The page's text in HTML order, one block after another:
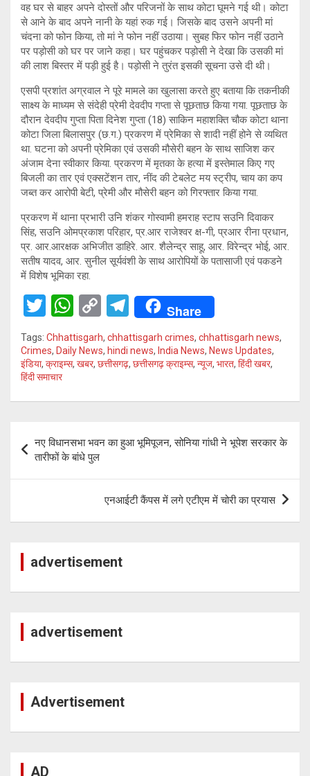
वह घर से बाहर अपने दोस्तों और परिजनों के साथ कोटा घूमने गई थी। कोटा
से आने के बाद अपने नानी के यहां रुक गई। जिसके बाद उसने अपनी मां
चंदना को फोन किया, तो मां ने फोन नहीं उठाया। सुबह फिर फोन नहीं उठाने
पर पड़ोसी को घर पर जाने कहा। घर पहुंचकर पड़ोसी ने देखा कि उसकी मां
की लाश बिस्तर में पड़ी हुई है। पड़ोसी ने तुरंत इसकी सूचना उसे दी थी।
एसपी प्रशांत अग्रवाल ने पूरे मामले का खुलासा करते हुए बताया कि तकनीकी
साक्ष्य के माध्यम से संदेही प्रेमी देवदीप गप्ता से पूछताछ किया गया. पूछताछ के
दौरान देवदीप गुप्ता पिता दिनेश गुप्ता (18) साकिन महाशक्ति चौक कोटा थाना
कोटा जिला बिलासपुर (छ.ग.) प्रकरण में प्रेमिका से शादी नहीं होने से व्यथित
था. घटना को अपनी प्रेमिका एवं उसकी मौसेरी बहन के साथ साजिश कर
अंजाम देना स्वीकार किया. प्रकरण में मृतका के हत्या में इस्तेमाल किए गए
बिजली का तार एवं एक्सटेंशन तार, नींद की टेबलेट मय स्ट्रीप, चाय का कप
जब्त कर आरोपी बेटी, प्रेमी और मौसेरी बहन को गिरफ्तार किया गया.
प्रकरण में थाना प्रभारी उनि शंकर गोस्वामी हमराह स्टाप सउनि दिवाकर
सिंह, सउनि ओमप्रकाश परिहार, प्र.आर राजेश्वर क्ष-गी, प्रआर रीना प्रधान,
प्र. आर.आरक्षक अभिजीत डाहिरे. आर. शैलेन्द्र साहू, आर. विरेन्द्र भोई, आर.
सतीष यादव, आर. सुनील सूर्यवंशी के साथ आरोपियों के पतासाजी एवं पकडने
में विशेष भूमिका रहा.
T
wi
tt
er
W
h
at
s
A
p
C
o
py
Li
n
T
el
e
gr
a
Share
Tags: Chhattisgarh, chhattisgarh crimes, chhattisgarh news,
Crimes, Daily News, hindi news, India News, News Updates,
इंडिया, क्राइम्स, खबर, छत्तीसगढ़, छत्तीसगढ़ क्राइम्स, न्यूज, भारत, हिंदी खबर,
हिंदी समाचार
navigation
नए विधानसभा भवन का हुआ भूमिपूजन, सोनिया गांधी ने भूपेश सरकार के
तारीफों के बांधे पुल
एनआईटी कैंपस में लगे एटीएम में चोरी का प्रयास
advertisement
advertisement
Advertisement
AD